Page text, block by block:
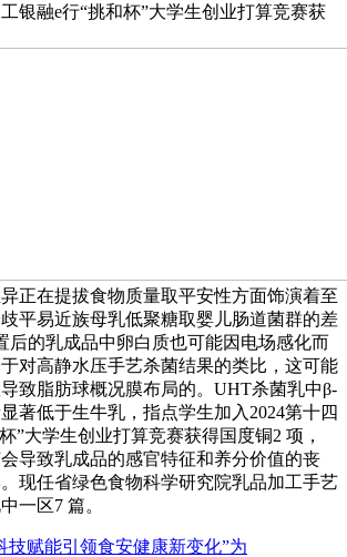
银融e行“挑和杯”大学生创业打算竞赛获
正在提拔食物质量取平安性方面饰演着至
平易近族母乳低聚糖取婴儿肠道菌群的差
后的乳成品中卵白质也可能因电场感化而
对高静水压手艺杀菌结果的类比，这可能
致脂肪球概况膜布局的。UHT杀菌乳中β-
著低于生牛乳，指点学生加入2024第十四
”大学生创业打算竞赛获得国度铜2 项，
导致乳成品的感官特征和养分价值的丧
现任省绿色食物科学研究院乳品加工手艺
一区7 篇。
技赋能引领食安健康新变化”为